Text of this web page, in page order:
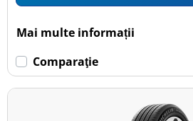
Mai multe informații
Comparaţie